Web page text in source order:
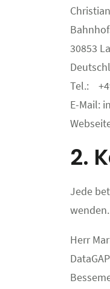
30853
Tel.:
E-Mail:
2.
Jede
Herr